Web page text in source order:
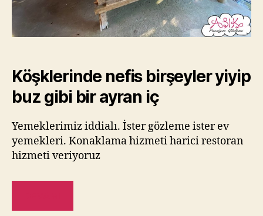
Köşklerinde nefis birşeyler yiyip
buz gibi bir ayran iç
Yemeklerimiz iddialı. İster gözleme ister ev
yemekleri. Konaklama hizmeti harici restoran
hizmeti veriyoruz